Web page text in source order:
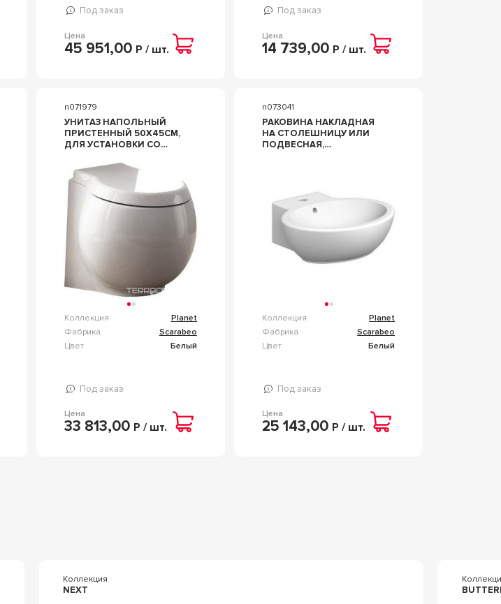
Под заказ
Цена
45 951,00 Р / шт.
Под заказ
Цена
14 739,00 Р / шт.
n071979
УНИТАЗ НАПОЛЬНЫЙ
ПРИСТЕННЫЙ 50Х45CМ,
ДЛЯ УСТАНОВКИ СО
БАЧКОМ, ИЛИ
НАПОЛЬН.БАЧКОМ
АРТ.8404, БЕЗ СИДЕНЬЯ,
ZZ SCARABEO PLANET
8401
Коллекция
Planet
Фабрика
Scarabeo
Цвет
Белый
Под заказ
Цена
33 813,00 Р / шт.
n073041
РАКОВИНА НАКЛАДНАЯ
НА СТОЛЕШНИЦУ ИЛИ
ПОДВЕСНАЯ,
Коллекция
Planet
Фабрика
Scarabeo
Цвет
Белый
Под заказ
Цена
25 143,00 Р / шт.
Коллекция
NEXT